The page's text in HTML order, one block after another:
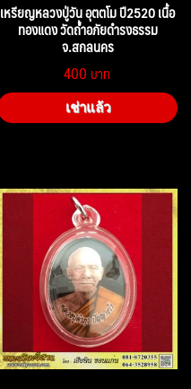
เหรียญหลวงปู่วัน อุตตโม ปี2520 เนื้อ
ทองแดง วัดถ้ำอภัยดำรงธรรม
จ.สกลนคร
400
เช่าแล้ว